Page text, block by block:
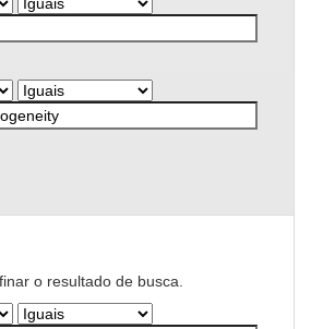
o resultado de busca.